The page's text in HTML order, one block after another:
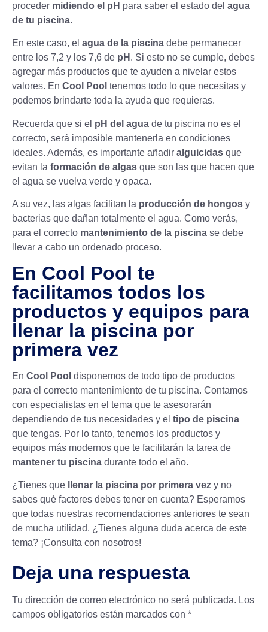
proceder midiendo el pH para saber el estado del agua
de tu piscina.
En este caso, el agua de la piscina debe permanecer
entre los 7,2 y los 7,6 de pH . Si esto no se cumple, debes
agregar más productos que te ayuden a nivelar estos
valores. En Cool Pool tenemos todo lo que necesitas y
podemos brindarte toda la ayuda que requieras.
Recuerda que si el pH del agua de tu piscina no es el
correcto, será imposible mantenerla en condiciones
ideales. Además, es importante añadir alguicidas que
evitan la formación de algas que son las que hacen que
el agua se vuelva verde y opaca.
A su vez, las algas facilitan la producción de hongos y
bacterias que dañan totalmente el agua. Como verás,
para el correcto mantenimiento de la piscina se debe
llevar a cabo un ordenado proceso.
En Cool Pool te
facilitamos todos los
productos y equipos para
llenar la piscina por
primera vez
En Cool Pool disponemos de todo tipo de productos
para el correcto mantenimiento de tu piscina. Contamos
con especialistas en el tema que te asesorarán
dependiendo de tus necesidades y el tipo de piscina
que tengas. Por lo tanto, tenemos los productos y
equipos más modernos que te facilitarán la tarea de
mantener tu piscina durante todo el año.
¿Tienes que llenar la piscina por primera vez y no
sabes qué factores debes tener en cuenta? Esperamos
que todas nuestras recomendaciones anteriores te sean
de mucha utilidad. ¿Tienes alguna duda acerca de este
tema? ¡Consulta con nosotros!
Deja una respuesta
Tu dirección de correo electrónico no será publicada. Los
campos obligatorios están marcados con *